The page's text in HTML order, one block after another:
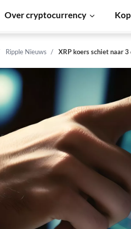
Over cryptocurrency
Ripple Nieuws XRP koers schiet naar